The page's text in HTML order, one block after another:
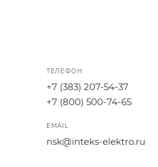
ТЕЛЕФОН
+7 (383) 207-54-37
+7 (800) 500-74-65
EMAIL
nsk@inteks-elektro.ru